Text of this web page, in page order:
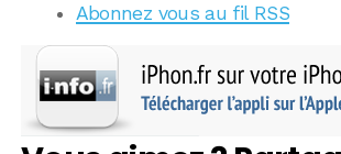
Abonnez vous au fil RSS